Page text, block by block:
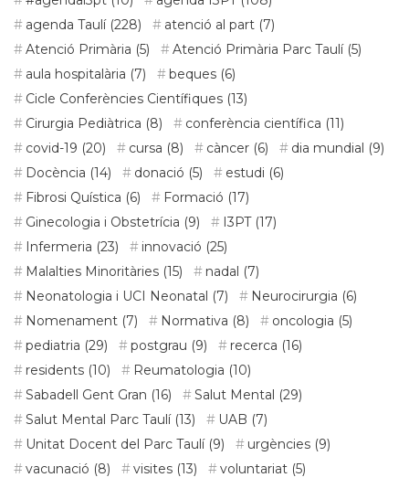
agenda Taulí(228) atenció al part (7)
Atenció Primària (5) Atenció Primària Parc Taulí(5)
aula hospitalària (7) beques (6)
Cicle Conferències Científiques (13)
Cirurgia Pediàtrica (8) conferència científica (11)
covid-19 (20) cursa (8) càncer (6) dia mundial (9)
Docència (14) donació (5) estudi (6)
Fibrosi Quística (6) Formació (17)
Ginecologia i Obstetrícia (9) I3PT(17)
Infermeria (23) innovació (25)
Malalties Minoritàries (15) nadal (7)
Neonatologia i UCI Neonatal (7) Neurocirurgia (6)
Nomenament (7) Normativa (8) oncologia (5)
pediatria (29) postgrau (9) recerca (16)
residents (10) Reumatologia (10)
Sabadell Gent Gran (16) Salut Mental (29)
Salut Mental Parc Taulí(13) UAB (7)
Unitat Docent del Parc Taulí(9) urgències (9)
vacunació (8) visites (13) voluntariat (5)